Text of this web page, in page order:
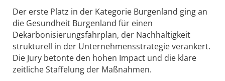
Der erste Platz in der Kategorie Burgenland ging an
die Gesundheit Burgenland für einen
Dekarbonisierungsfahrplan, der Nachhaltigkeit
strukturell in der Unternehmensstrategie verankert.
Die Jury betonte den hohen Impact und die klare
zeitliche Staffelung der Maßnahmen.